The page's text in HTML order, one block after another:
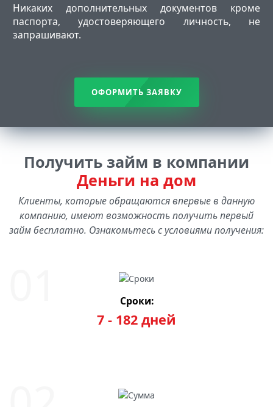
Никаких дополнительных документов кроме
паспорта, удостоверяющего личность, не
запрашивают.
ОФОРМИТЬ ЗАЯВКУ
Получить займ в компании
Деньги на дом
Клиенты, которые обращаются впервые в данную
компанию, имеют возможность получить первый
займ бесплатно. Ознакомьтесь с условиями получения:
Сроки:
7 - 182 дней